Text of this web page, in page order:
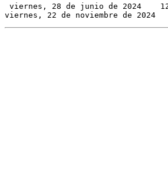
viernes, 28 de junio de 2024
viernes, 22 de noviembre de